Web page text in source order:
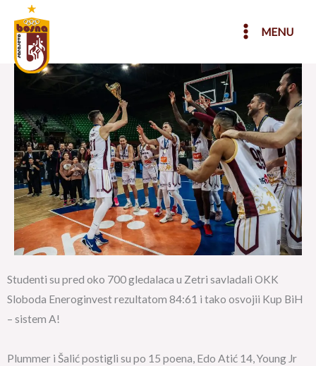
content
MENU
Studenti su pred oko 700 gledalaca u Zetri savladali OKK
Sloboda Eneroginvest rezultatom 84:61 i tako osvojii Kup BiH
– sistem A!
Plummer i Šalić postigli su po 15 poena, Edo Atić 14, Young Jr